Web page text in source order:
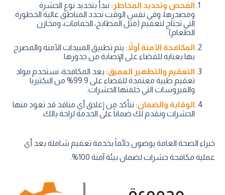
الفحص وتحديد المخاطر: نبدأ بتحديد نوع الحشرة
ومصدرها، وفي نفس الوقت نحدد المناطق عالية الخطورة
التي تحتاج لتعقيم (مثل المطابخ، الحمامات، ومخازن
الطعام).
المكافحة الآمنة أولاً: يتم تطبيق المبيدات الآمنة والمصرح
بها بعناية للقضاء على الإصابة من جذورها.
التعقيم والتطهير العميق: بعد المكافحة، نستخدم مواد
تعقيم طبية معتمدة للقضاء على 99.9% من البكتيريا
والفيروسات التي خلفتها الحشرات.
الوقاية والضمان: نتأكد من إغلاق أي منافذ قد تعود منها
الحشرات ونقدم لك ضماناً على الخدمة لراحة بالك.
خبراء الصحة العامة يوصون دائماً بخدمة تعقيم شاملة بعد أي
عملية مكافحة حشرات لضمان بيئة آمنة 100%.